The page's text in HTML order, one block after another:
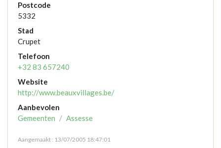
Postcode
5332
Stad
Crupet
Telefoon
+32 83 657240
Website
http://www.beauxvillages.be/
Aanbevolen
Gemeenten
Assesse
Aangemaakt : 13/07/2005 18:47:01